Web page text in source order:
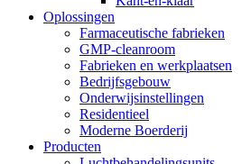
Oplossingen
Farmaceutische fabrieken
GMP-cleanroom
Fabrieken en werkplaatsen
Bedrijfsgebouw
Onderwijsinstellingen
Residentieel
Moderne Boerderij
Producten